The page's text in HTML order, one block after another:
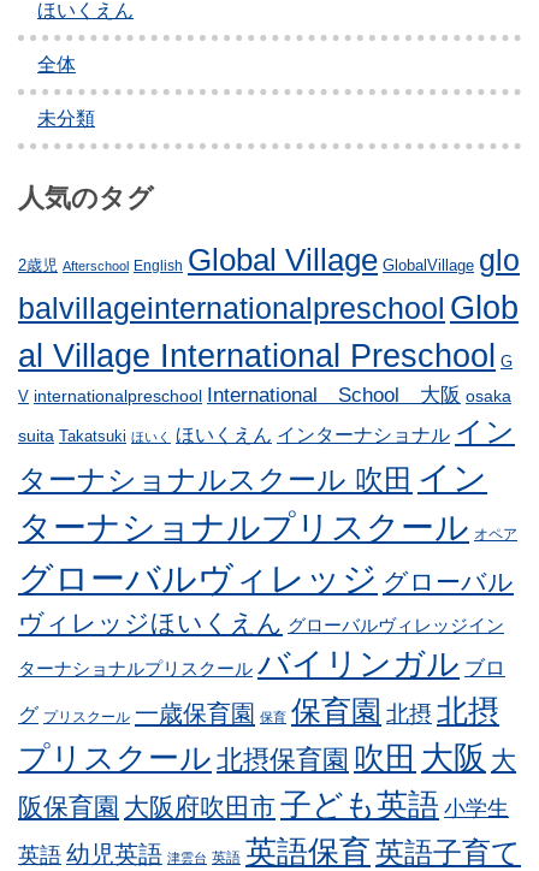
ン
ほいくえん
全体
未分類
人気のタグ
2歳児 Afterschool English Global Village GlobalVillage glo
balvillageinternationalpreschool Glob
al Village International Preschool
G
V internationalpreschool International School 大阪 osaka
suita Takatsuki ほいく ほいくえん インターナショナル イン
ターナショナルスクール 吹田 イン
ターナショナルプリスクール オペア
グローバルヴィレッジ グローバル
ヴィレッジほいくえん グローバルヴィレッジイン
ターナショナルプリスクール バイリンガル ブロ
グ プリスクール 一歳保育園 保育 保育園 北摂 北摂
プリスクール 北摂保育園 吹田 大阪 大
阪保育園 大阪府吹田市子ども英語 小学生
英語幼児英語 津雲台 英語 英語保育英語子育て